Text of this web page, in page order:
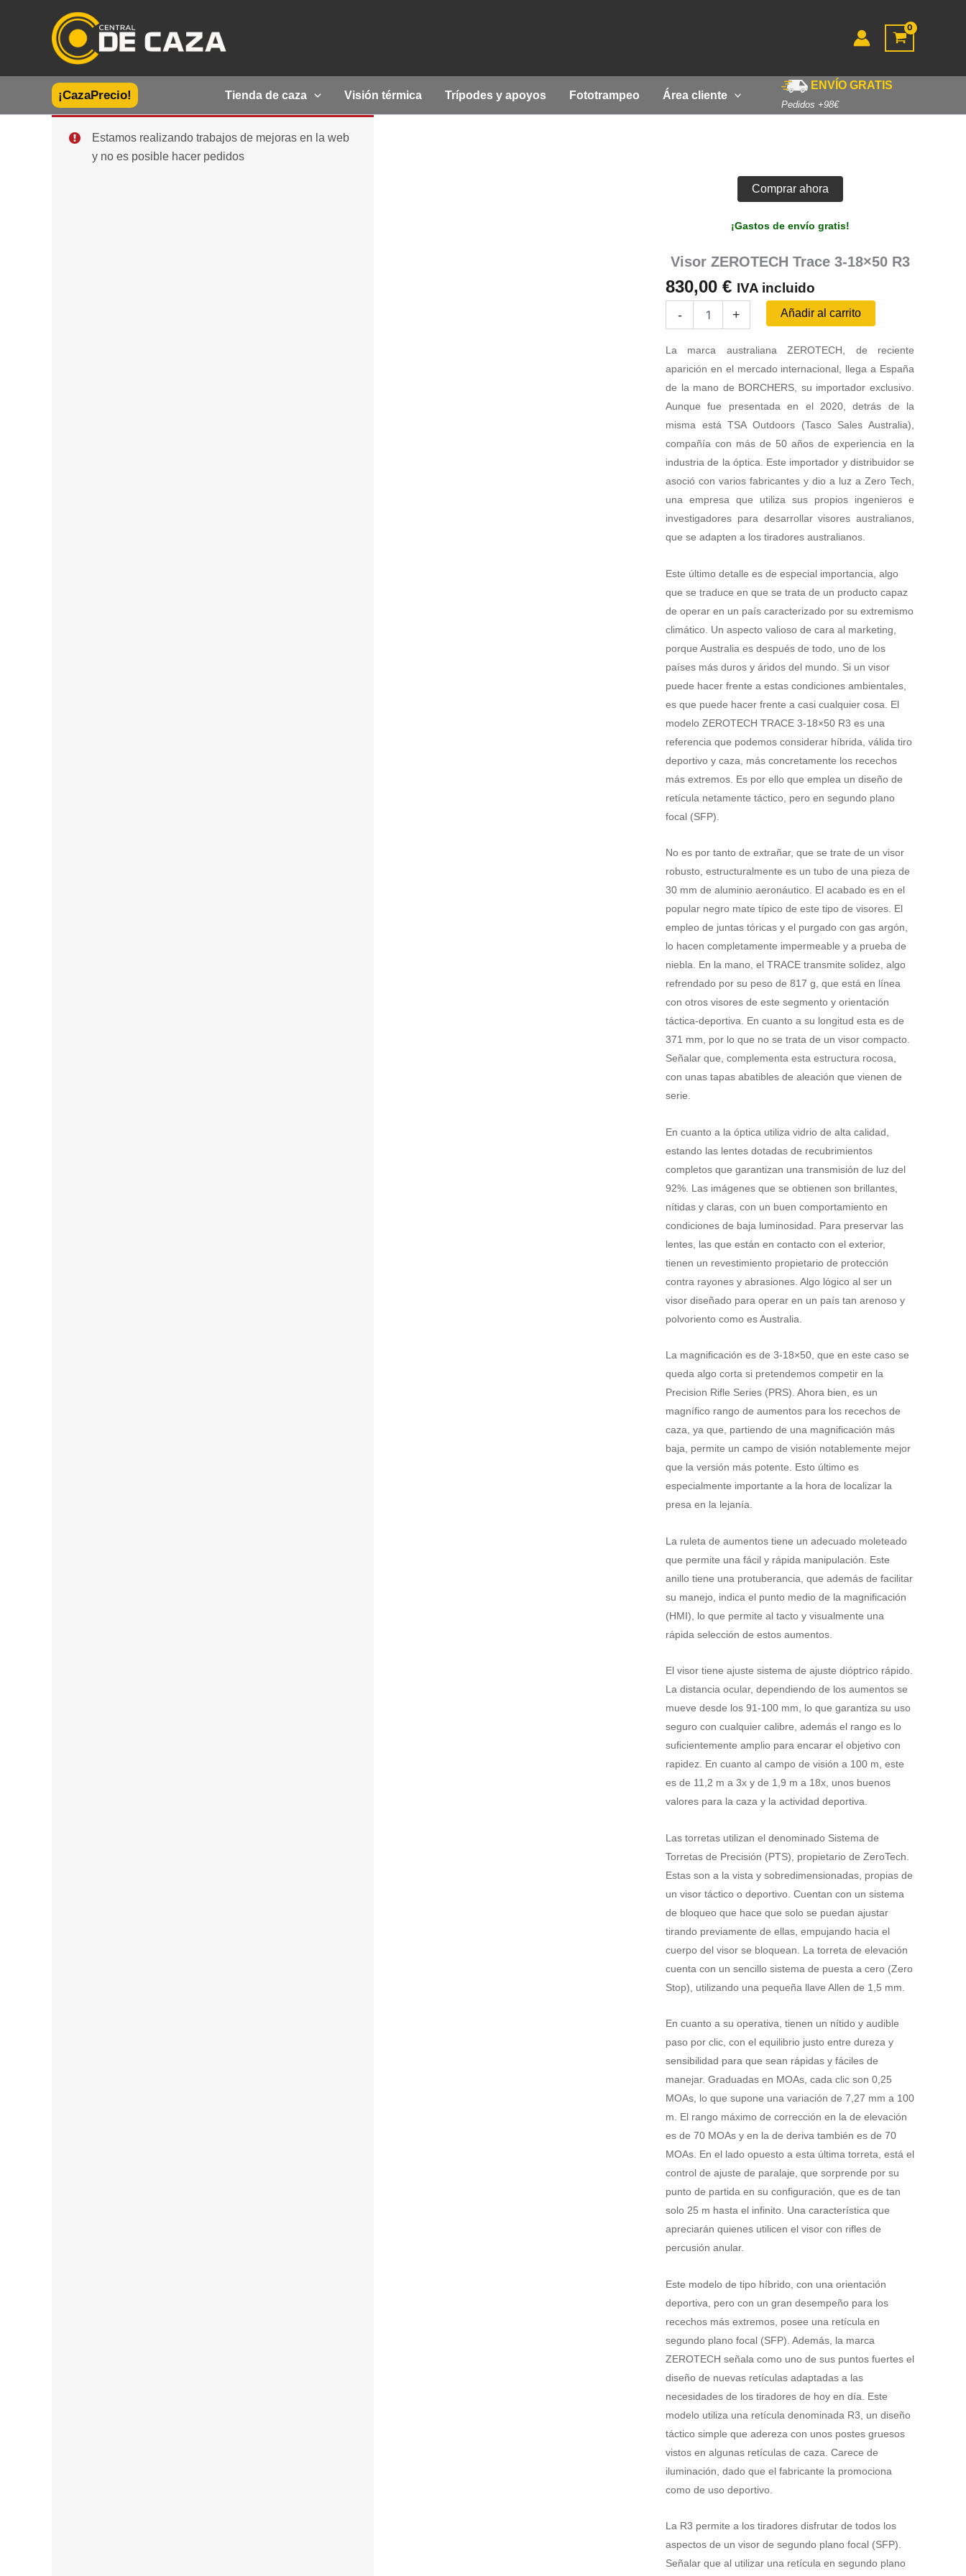
¡CazaPrecio! Tienda de caza Visión térmica Trípodes y apoyos Fototrampeo Área cliente
ENVÍO GRATIS
Pedidos +98€
Estamos realizando trabajos de mejoras en la web
y no es posible hacer pedidos
Comprar ahora
¡Gastos de envío gratis!
Visor ZEROTECH Trace 3-18×50 R3
830,00 € IVA incluido
-
ZEROTECH
3-
18x50
cantidad
+ Añadir al carrito
La marca australiana ZEROTECH, de reciente
aparición en el mercado internacional, llega a España
de la mano de BORCHERS, su importador exclusivo.
Aunque fue presentada en el 2020, detrás de la
misma está TSA Outdoors (Tasco Sales Australia),
compañía con más de 50 años de experiencia en la
industria de la óptica. Este importador y distribuidor se
asoció con varios fabricantes y dio a luz a Zero Tech,
una empresa que utiliza sus propios ingenieros e
investigadores para desarrollar visores australianos,
que se adapten a los tiradores australianos.
Este último detalle es de especial importancia, algo
que se traduce en que se trata de un producto capaz
de operar en un país caracterizado por su extremismo
climático. Un aspecto valioso de cara al marketing,
porque Australia es después de todo, uno de los
países más duros y áridos del mundo. Si un visor
puede hacer frente a estas condiciones ambientales,
es que puede hacer frente a casi cualquier cosa. El
modelo ZEROTECH TRACE 3-18×50 R3 es una
referencia que podemos considerar híbrida, válida tiro
deportivo y caza, más concretamente los recechos
más extremos. Es por ello que emplea un diseño de
retícula netamente táctico, pero en segundo plano
focal (SFP).
No es por tanto de extrañar, que se trate de un visor
robusto, estructuralmente es un tubo de una pieza de
30 mm de aluminio aeronáutico. El acabado es en el
popular negro mate típico de este tipo de visores. El
empleo de juntas tóricas y el purgado con gas argón,
lo hacen completamente impermeable y a prueba de
niebla. En la mano, el TRACE transmite solidez, algo
refrendado por su peso de 817 g, que está en línea
con otros visores de este segmento y orientación
táctica-deportiva. En cuanto a su longitud esta es de
371 mm, por lo que no se trata de un visor compacto.
Señalar que, complementa esta estructura rocosa,
con unas tapas abatibles de aleación que vienen de
serie.
En cuanto a la óptica utiliza vidrio de alta calidad,
estando las lentes dotadas de recubrimientos
completos que garantizan una transmisión de luz del
92%. Las imágenes que se obtienen son brillantes,
nítidas y claras, con un buen comportamiento en
condiciones de baja luminosidad. Para preservar las
lentes, las que están en contacto con el exterior,
tienen un revestimiento propietario de protección
contra rayones y abrasiones. Algo lógico al ser un
visor diseñado para operar en un país tan arenoso y
polvoriento como es Australia.
La magnificación es de 3-18×50, que en este caso se
queda algo corta si pretendemos competir en la
Precision Rifle Series (PRS). Ahora bien, es un
magnífico rango de aumentos para los recechos de
caza, ya que, partiendo de una magnificación más
baja, permite un campo de visión notablemente mejor
que la versión más potente. Esto último es
especialmente importante a la hora de localizar la
presa en la lejanía.
La ruleta de aumentos tiene un adecuado moleteado
que permite una fácil y rápida manipulación. Este
anillo tiene una protuberancia, que además de facilitar
su manejo, indica el punto medio de la magnificación
(HMI), lo que permite al tacto y visualmente una
rápida selección de estos aumentos.
El visor tiene ajuste sistema de ajuste dióptrico rápido.
La distancia ocular, dependiendo de los aumentos se
mueve desde los 91-100 mm, lo que garantiza su uso
seguro con cualquier calibre, además el rango es lo
suficientemente amplio para encarar el objetivo con
rapidez. En cuanto al campo de visión a 100 m, este
es de 11,2 m a 3x y de 1,9 m a 18x, unos buenos
valores para la caza y la actividad deportiva.
Las torretas utilizan el denominado Sistema de
Torretas de Precisión (PTS), propietario de ZeroTech.
Estas son a la vista y sobredimensionadas, propias de
un visor táctico o deportivo. Cuentan con un sistema
de bloqueo que hace que solo se puedan ajustar
tirando previamente de ellas, empujando hacia el
cuerpo del visor se bloquean. La torreta de elevación
cuenta con un sencillo sistema de puesta a cero (Zero
Stop), utilizando una pequeña llave Allen de 1,5 mm.
En cuanto a su operativa, tienen un nítido y audible
paso por clic, con el equilibrio justo entre dureza y
sensibilidad para que sean rápidas y fáciles de
manejar. Graduadas en MOAs, cada clic son 0,25
MOAs, lo que supone una variación de 7,27 mm a 100
m. El rango máximo de corrección en la de elevación
es de 70 MOAs y en la de deriva también es de 70
MOAs. En el lado opuesto a esta última torreta, está el
control de ajuste de paralaje, que sorprende por su
punto de partida en su configuración, que es de tan
solo 25 m hasta el infinito. Una característica que
apreciarán quienes utilicen el visor con rifles de
percusión anular.
Este modelo de tipo híbrido, con una orientación
deportiva, pero con un gran desempeño para los
recechos más extremos, posee una retícula en
segundo plano focal (SFP). Además, la marca
ZEROTECH señala como uno de sus puntos fuertes el
diseño de nuevas retículas adaptadas a las
necesidades de los tiradores de hoy en día. Este
modelo utiliza una retícula denominada R3, un diseño
táctico simple que adereza con unos postes gruesos
vistos en algunas retículas de caza. Carece de
iluminación, dado que el fabricante la promociona
como de uso deportivo.
La R3 permite a los tiradores disfrutar de todos los
aspectos de un visor de segundo plano focal (SFP).
Señalar que al utilizar una retícula en segundo plano